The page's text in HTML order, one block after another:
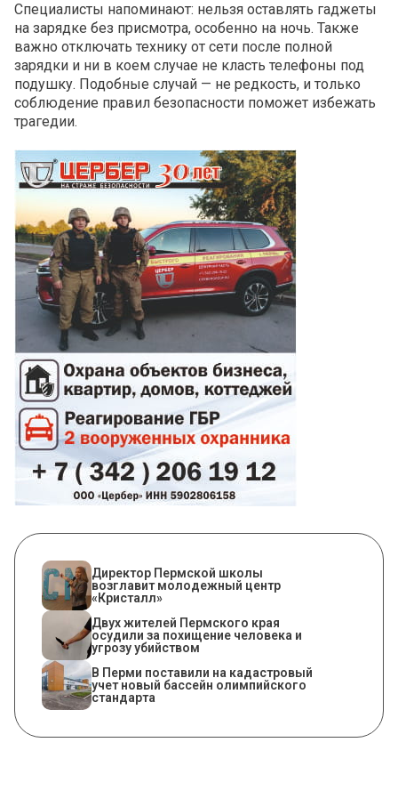
Специалисты напоминают: нельзя оставлять гаджеты
на зарядке без присмотра, особенно на ночь. Также
важно отключать технику от сети после полной
зарядки и ни в коем случае не класть телефоны под
подушку. Подобные случай — не редкость, и только
соблюдение правил безопасности поможет избежать
трагедии.
​Директор Пермской школы
возглавит молодежный центр
«Кристалл»
Двух жителей Пермского края
осудили за похищение человека и
угрозу убийством
В Перми поставили на кадастровый
учет новый бассейн олимпийского
стандарта